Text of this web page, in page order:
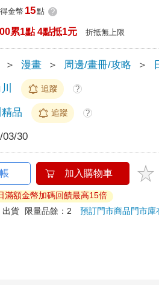
金幣 15點 ?
累1點 4點抵1元 折抵無上限
＞ 漫畫 ＞ 周邊/畫冊/攻略 ＞
追蹤 ?
品 追蹤 ?
03/30
加入購物車
滿額金幣加碼回饋最高15倍
出貨
限量品餘：2預訂門市商品門市庫